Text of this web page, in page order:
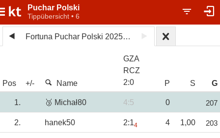
Puchar Polski
Tippübersicht • 6
Fortuna Puchar Polski 2025/26
Pos +/- Name
GZA
RCZ
2:0 P S G
1. 🥉 Michał80 4:5 0 207
2. hanek50 2:14 4 1,00 203